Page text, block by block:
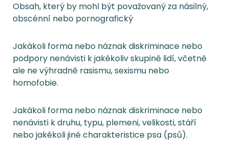
Obsah, který by mohl být považovaný za násilný,
obscénní nebo pornografický
Jakákoli forma nebo náznak diskriminace nebo
podpory nenávisti k jakékoliv skupině lidí, včetně
ale ne výhradně rasismu, sexismu nebo
homofobie.
Jakákoli forma nebo náznak diskriminace nebo
nenávisti k druhu, typu, plemeni, velikosti, stáří
nebo jakékoli jiné charakteristice psa (psů).